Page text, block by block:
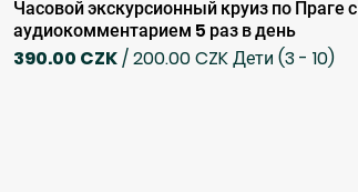
Часовой экскурсионный круиз по Праге с
аудиокомментарием 5 раз в день
390.00 CZK/ 200.00 CZK Дети (3 - 10)